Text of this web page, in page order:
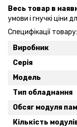
Весь товар в
умови і гнучкі ціни
Специфікації товару:
Виробник
Серія
Модель
Тип обладнання
Обсяг модуля
Кількість